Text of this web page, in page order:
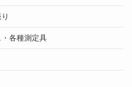
各種測定具